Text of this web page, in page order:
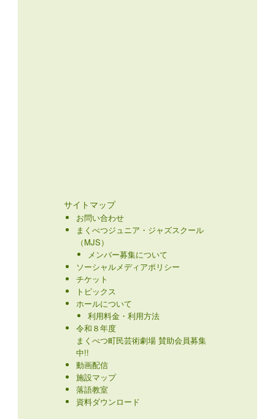
サイトマップ
お問い合わせ
まくべつジュニア・ジャズスクール
（MJS）
メンバー募集について
ソーシャルメディアポリシー
チケット
トピックス
ホールについて
利用料金・利用方法
令和８年度
まくべつ町民芸術劇場 賛助会員募集
中!!
動画配信
施設マップ
落語教室
資料ダウンロード